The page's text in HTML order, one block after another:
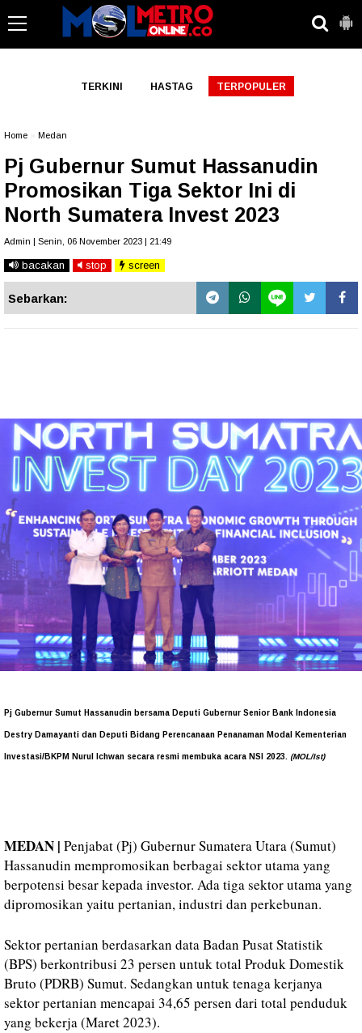
TERKINI HASTAG TERPOPULER
Home Medan
Pj Gubernur Sumut Hassanudin
Promosikan Tiga Sektor Ini di
North Sumatera Invest 2023
Admin | Senin, 06 November 2023 | 21:49
bacakan stop screen
Sebarkan:
Pj Gubernur Sumut Hassanudin bersama Deputi Gubernur Senior Bank Indonesia
Destry Damayanti dan Deputi Bidang Perencanaan Penanaman Modal Kementerian
Investasi/BKPM Nurul Ichwan secara resmi membuka acara NSI 2023. (MOL/Ist)
MEDAN | Penjabat (Pj) Gubernur Sumatera Utara (Sumut)
Hassanudin mempromosikan berbagai sektor utama yang
berpotensi besar kepada investor. Ada tiga sektor utama yang
dipromosikan yaitu pertanian, industri dan perkebunan.
Sektor pertanian berdasarkan data Badan Pusat Statistik
(BPS) berkontribusi 23 persen untuk total Produk Domestik
Bruto (PDRB) Sumut. Sedangkan untuk tenaga kerjanya
sektor pertanian mencapai 34,65 persen dari total penduduk
yang bekerja (Maret 2023).